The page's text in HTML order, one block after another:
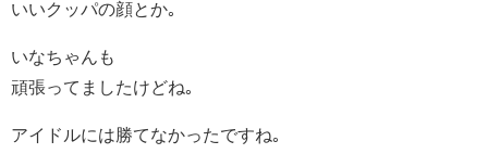
いいクッパの顔とか｡
いなちゃんも
頑張ってましたけどね｡
アイドルには勝てなかったですね｡